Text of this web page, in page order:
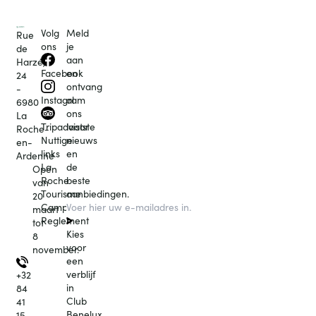
Rue
de
Harzé,
24
-
6980
La
Roche-
en-
Ardenne
Open
van
20
maart
tot
8
november.
+32
84
41
Volg
ons
Facebook
Instagram
Tripadvisor
Nuttige
links
La
Roche
Tourisme
Campingcard
Reglement
Meld
je
aan
en
ontvang
al
ons
laatste
nieuws
en
de
beste
aanbiedingen.
Kies
voor
een
verblijf
in
Club